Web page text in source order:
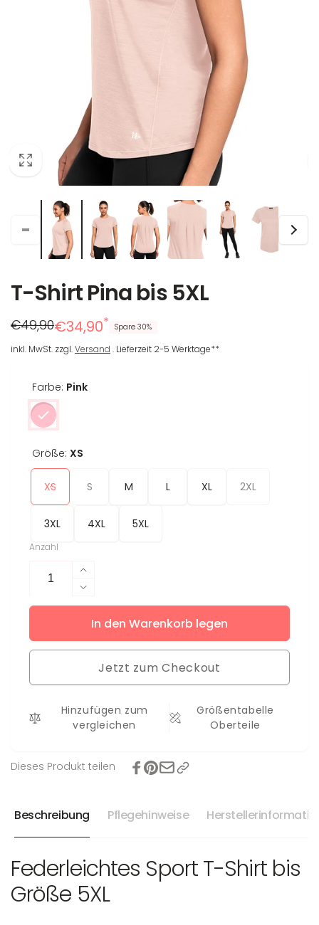
T-Shirt Pina bis 5XL
Regulärer
Preis
€49,90
Reduzierter
Preis
€34,90* Spare 30%
inkl. MwSt. zzgl.Versand . Lieferzeit 2-5 Werktage**
Farbe: Pink
Größe: XS
XS S M L XL 2XL
3XL 4XL 5XL
Anzahl
Erhöhe
die
Menge
für
Shirt
Pina
Verringere
die
Menge
für
T-
Shirt
Pina
5XL
In den Warenkorb legen
Jetzt zum Checkout
Hinzufügen zum
vergleichen
Größentabelle
Oberteile
Dieses Produkt teilen
Beschreibung Pflegehinweise
Federleichtes Sport T-Shirt bis
Größe 5XL